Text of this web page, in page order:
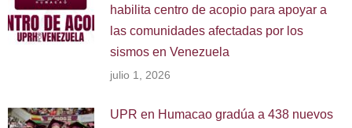
habilita centro de acopio para apoyar a
las comunidades afectadas por los
sismos en Venezuela
julio 1, 2026
UPR en Humacao gradúa a 438 nuevos